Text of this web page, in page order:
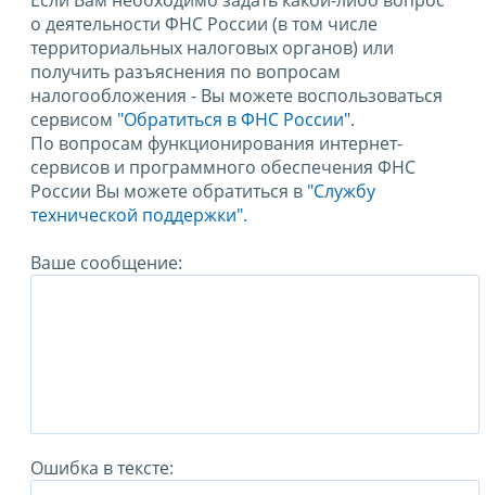
о деятельности ФНС России (в том числе
территориальных налоговых органов) или
получить разъяснения по вопросам
налогообложения - Вы можете воспользоваться
сервисом "Обратиться в ФНС России".
По вопросам функционирования интернет-
сервисов и программного обеспечения ФНС
России Вы можете обратиться в "Службу
технической поддержки".
Ваше сообщение:
Ошибка в тексте: